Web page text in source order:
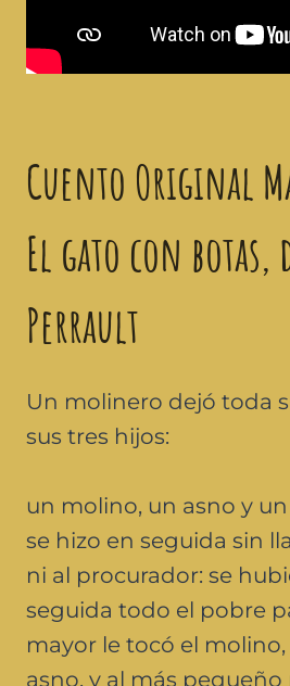
Cuento Original
El gato con botas,
Perrault
Un molinero dejó toda
sus tres hijos:
un molino, un asno y
se hizo en seguida sin
ni al procurador: se
seguida todo el pobre
mayor le tocó el
asno, y al más